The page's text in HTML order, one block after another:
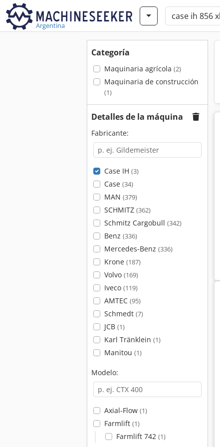
Argentina
Categoría
Maquinaria agrícola (2)
Maquinaria de construcción
(1)
Detalles de la máquina
Fabricante:
Case IH (3)
Case (34)
MAN (379)
SCHMITZ (362)
Schmitz Cargobull (342)
Benz (336)
Mercedes-Benz (336)
Krone (187)
Volvo (169)
Iveco (119)
AMTEC (95)
Schmedt (7)
JCB (1)
Karl Tränklein (1)
Manitou (1)
Modelo:
Axial-Flow (1)
Farmlift (1)
Farmlift 742 (1)